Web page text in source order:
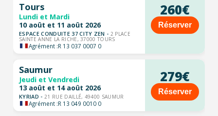
Tours
Lundi et Mardi
10 août et 11 août 2026
ESPACE CONDUITE 37 CITY ZEN - 2 PLACE
SAINTE ANNE LA RICHE, 37000 TOURS
Agrément :R 13 037 0007 0
260€
Réserver
Saumur
Jeudi et Vendredi
13 août et 14 août 2026
KYRIAD - 21 RUE DAILLÉ, 49400 SAUMUR
Agrément :R 13 049 0010 0
279€
Réserver